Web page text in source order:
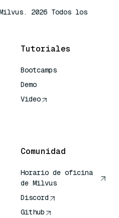
2026 Todos los
Tutoriales
Bootcamps
Demo
Video
Comunidad
Horario de oficina
de Milvus
Discord
Github